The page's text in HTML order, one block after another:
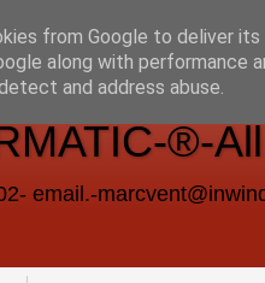
®-
email.-
from Google to deliver
along with performance
and address abuse.